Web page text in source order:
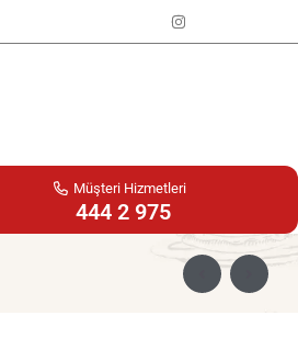
Müşteri Hizmetleri
444 2 975